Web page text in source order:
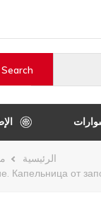
الرئيسية
Капельница от